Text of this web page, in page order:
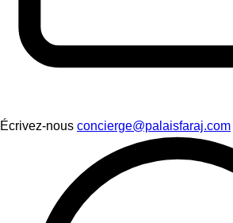
Écrivez-nous concierge@palaisfaraj.com